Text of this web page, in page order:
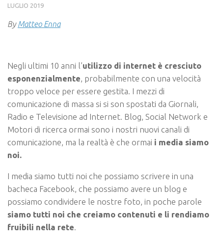
LUGLIO 2019
ByMatteo Enna
Negli ultimi 10 anni l’utilizzo di internet è cresciuto
esponenzialmente, probabilmente con una velocità
troppo veloce per essere gestita. I mezzi di
comunicazione di massa si si son spostati da Giornali,
Radio e Televisione ad Internet. Blog, Social Network e
Motori di ricerca ormai sono i nostri nuovi canali di
comunicazione, ma la realtà è che ormai i media siamo
noi.
I media siamo tutti noi che possiamo scrivere in una
bacheca Facebook, che possiamo avere un blog e
possiamo condividere le nostre foto, in poche parole
siamo tutti noi che creiamo contenuti e li rendiamo
fruibili nella rete.